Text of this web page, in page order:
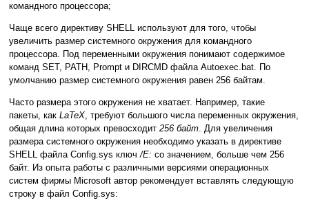
командного процессора;
Чаще всего директиву SHELL используют для того, чтобы
увеличить размер системного окружения для командного
процессора. Под переменными окружения понимают содержимое
команд SET, PATH, Prompt и DIRCMD файла Autoexec.bat. По
умолчанию размер системного окружения равен 256 байтам.
Часто размера этого окружения не хватает. Например, такие
пакеты, как LaTeX, требуют большого числа переменных окружения,
общая длина которых превосходит 256 байт. Для увеличения
размера системного окружения необходимо указать в директиве
SHELL файла Config.sys ключ/E: со значением, больше чем 256
байт. Из опыта работы с различными версиями операционных
систем фирмы Microsoft автор рекомендует вставлять следующую
строку в файл Config.sys: